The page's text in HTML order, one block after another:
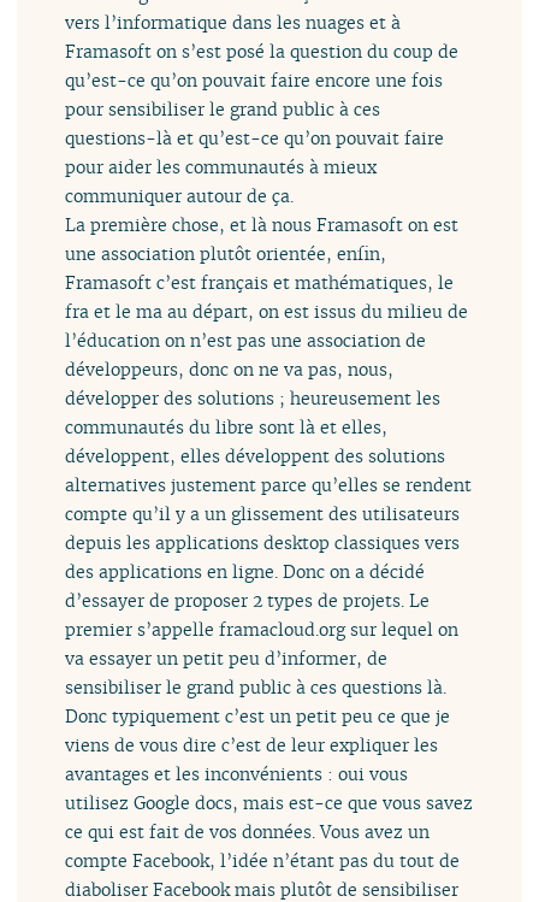
vers l’informatique dans les nuages et à
Framasoft on s’est posé la question du coup de
qu’est-ce qu’on pouvait faire encore une fois
pour sensibiliser le grand public à ces
questions-là et qu’est-ce qu’on pouvait faire
pour aider les communautés à mieux
communiquer autour de ça.
La première chose, et là nous Framasoft on est
une association plutôt orientée, enfin,
Framasoft c’est français et mathématiques, le
fra et le ma au départ, on est issus du milieu de
l’éducation on n’est pas une association de
développeurs, donc on ne va pas, nous,
développer des solutions ; heureusement les
communautés du libre sont là et elles,
développent, elles développent des solutions
alternatives justement parce qu’elles se rendent
compte qu’il y a un glissement des utilisateurs
depuis les applications desktop classiques vers
des applications en ligne. Donc on a décidé
d’essayer de proposer 2 types de projets. Le
premier s’appelle framacloud.org sur lequel on
va essayer un petit peu d’informer, de
sensibiliser le grand public à ces questions là.
Donc typiquement c’est un petit peu ce que je
viens de vous dire c’est de leur expliquer les
avantages et les inconvénients : oui vous
utilisez Google docs, mais est-ce que vous savez
ce qui est fait de vos données. Vous avez un
compte Facebook, l’idée n’étant pas du tout de
diaboliser Facebook mais plutôt de sensibiliser